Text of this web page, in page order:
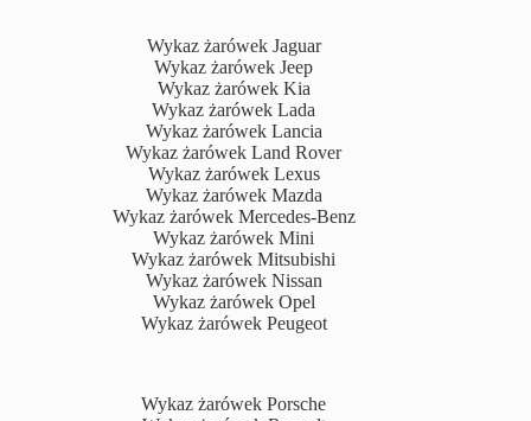
Wykaz żarówek Jaguar
Wykaz żarówek Jeep
Wykaz żarówek Kia
Wykaz żarówek Lada
Wykaz żarówek Lancia
Wykaz żarówek Land Rover
Wykaz żarówek Lexus
Wykaz żarówek Mazda
Wykaz żarówek Mercedes-Benz
Wykaz żarówek Mini
Wykaz żarówek Mitsubishi
Wykaz żarówek Nissan
Wykaz żarówek Opel
Wykaz żarówek Peugeot
Wykaz żarówek Porsche